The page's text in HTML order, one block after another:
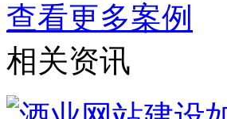
查看更多案例
相关资讯